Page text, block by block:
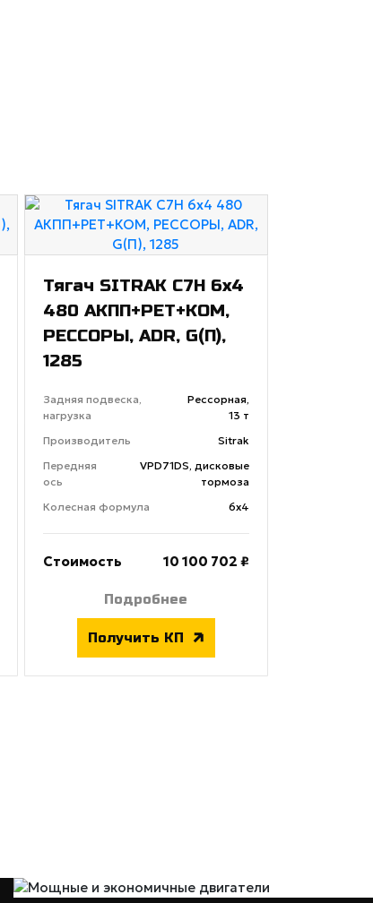
Тягач SITRAK C7H 6x4
480 АКПП+РЕТ+КОМ,
РЕССОРЫ, ADR, G(П),
1285
Задняя подвеска,
нагрузка
Рессорная,
13 т
Производитель
Sitrak
Передняя
ось
VPD71DS, дисковые
тормоза
Колесная формула
6х4
Стоимость 10 100 702 ₽
Подробнее
Получить КП